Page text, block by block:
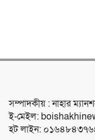
সম্পাদকীয় : নাহার
ই-মেইল:
হট লাইন: